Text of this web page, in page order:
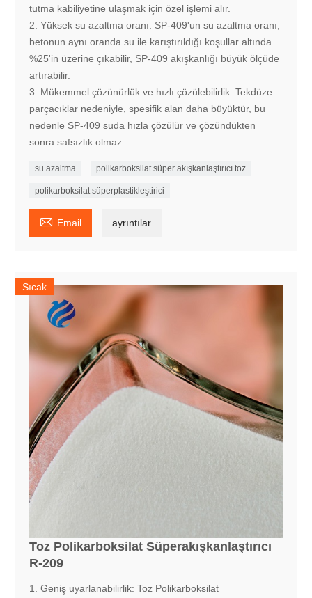
tutma kabiliyetine ulaşmak için özel işlemi alır.
2. Yüksek su azaltma oranı: SP-409'un su azaltma oranı,
betonun aynı oranda su ile karıştırıldığı koşullar altında
%25'in üzerine çıkabilir, SP-409 akışkanlığı büyük ölçüde
artırabilir.
3. Mükemmel çözünürlük ve hızlı çözülebilirlik: Tekdüze
parçacıklar nedeniyle, spesifik alan daha büyüktür, bu
nedenle SP-409 suda hızla çözülür ve çözündükten
sonra safsızlık olmaz.
su azaltma polikarboksilat süper akışkanlaştırıcı toz
polikarboksilat süperplastikleştirici
 Email ayrıntılar
Sıcak
Toz Polikarboksilat Süperakışkanlaştırıcı
R-209
1. Geniş uyarlanabilirlik: Toz Polikarboksilat